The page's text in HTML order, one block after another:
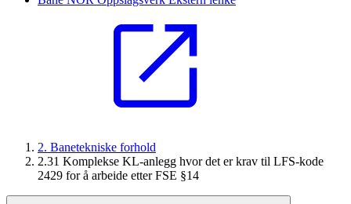
2. Banetekniske forhold
2.31 Komplekse KL-anlegg hvor det er krav til LFS-kode
2429 for å arbeide etter FSE §14